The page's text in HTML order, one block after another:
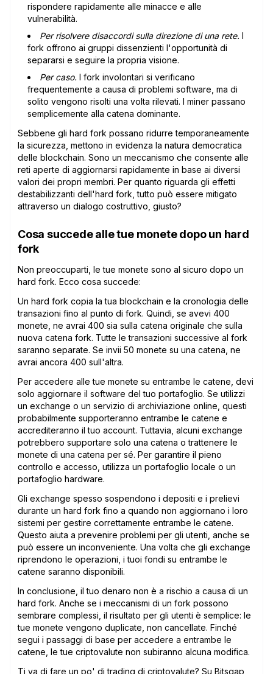
rispondere rapidamente alle minacce e alle
vulnerabilità.
Per risolvere disaccordi sulla direzione di una rete. I
fork offrono ai gruppi dissenzienti l'opportunità di
separarsi e seguire la propria visione.
Per caso. I fork involontari si verificano
frequentemente a causa di problemi software, ma di
solito vengono risolti una volta rilevati. I miner passano
semplicemente alla catena dominante.
Sebbene gli hard fork possano ridurre temporaneamente
la sicurezza, mettono in evidenza la natura democratica
delle blockchain. Sono un meccanismo che consente alle
reti aperte di aggiornarsi rapidamente in base ai diversi
valori dei propri membri. Per quanto riguarda gli effetti
destabilizzanti dell'hard fork, tutto può essere mitigato
attraverso un dialogo costruttivo, giusto?
Cosa succede alle tue monete dopo un hard
fork
Non preoccuparti, le tue monete sono al sicuro dopo un
hard fork. Ecco cosa succede:
Un hard fork copia la tua blockchain e la cronologia delle
transazioni fino al punto di fork. Quindi, se avevi 400
monete, ne avrai 400 sia sulla catena originale che sulla
nuova catena fork. Tutte le transazioni successive al fork
saranno separate. Se invii 50 monete su una catena, ne
avrai ancora 400 sull'altra.
Per accedere alle tue monete su entrambe le catene, devi
solo aggiornare il software del tuo portafoglio. Se utilizzi
un exchange o un servizio di archiviazione online, questi
probabilmente supporteranno entrambe le catene e
accrediteranno il tuo account. Tuttavia, alcuni exchange
potrebbero supportare solo una catena o trattenere le
monete di una catena per sé. Per garantire il pieno
controllo e accesso, utilizza un portafoglio locale o un
portafoglio hardware.
Gli exchange spesso sospendono i depositi e i prelievi
durante un hard fork fino a quando non aggiornano i loro
sistemi per gestire correttamente entrambe le catene.
Questo aiuta a prevenire problemi per gli utenti, anche se
può essere un inconveniente. Una volta che gli exchange
riprendono le operazioni, i tuoi fondi su entrambe le
catene saranno disponibili.
In conclusione, il tuo denaro non è a rischio a causa di un
hard fork. Anche se i meccanismi di un fork possono
sembrare complessi, il risultato per gli utenti è semplice: le
tue monete vengono duplicate, non cancellate. Finché
segui i passaggi di base per accedere a entrambe le
catene, le tue criptovalute non subiranno alcuna modifica.
Ti va di fare un po' di trading di criptovalute? Su Bitsgap